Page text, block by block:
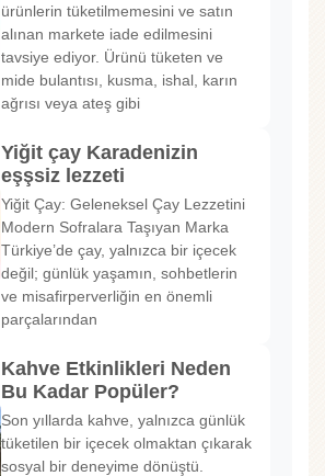
ürünlerin tüketilmemesini ve satın
alınan markete iade edilmesini
tavsiye ediyor. Ürünü tüketen ve
mide bulantısı, kusma, ishal, karın
ağrısı veya ateş gibi
Yiğit çay Karadenizin
eşşsiz lezzeti
Yiğit Çay: Geleneksel Çay Lezzetini
Modern Sofralara Taşıyan Marka
Türkiye’de çay, yalnızca bir içecek
değil; günlük yaşamın, sohbetlerin
ve misafirperverliğin en önemli
parçalarından
Kahve Etkinlikleri Neden
Bu Kadar Popüler?
Son yıllarda kahve, yalnızca günlük
tüketilen bir içecek olmaktan çıkarak
sosyal bir deneyime dönüştü.